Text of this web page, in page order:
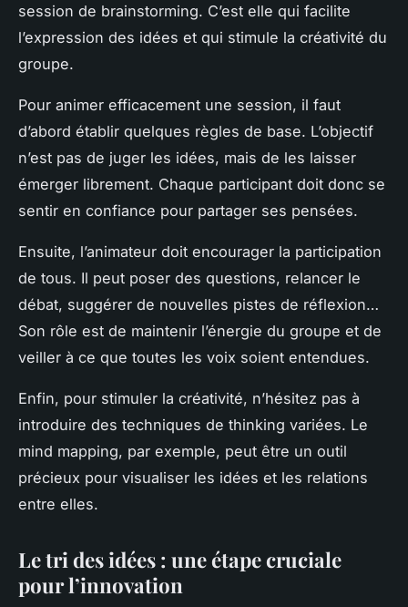
session de brainstorming. C’est elle qui facilite
l’expression des idées et qui stimule la créativité du
groupe.
Pour animer efficacement une session, il faut
d’abord établir quelques règles de base. L’objectif
n’est pas de juger les idées, mais de les laisser
émerger librement. Chaque participant doit donc se
sentir en confiance pour partager ses pensées.
Ensuite, l’animateur doit encourager la participation
de tous. Il peut poser des questions, relancer le
débat, suggérer de nouvelles pistes de réflexion…
Son rôle est de maintenir l’énergie du groupe et de
veiller à ce que toutes les voix soient entendues.
Enfin, pour stimuler la créativité, n’hésitez pas à
introduire des techniques de thinking variées. Le
mind mapping, par exemple, peut être un outil
précieux pour visualiser les idées et les relations
entre elles.
Le tri des idées : une étape cruciale
pour l’innovation